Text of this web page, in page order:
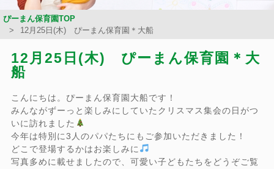
ぴーまん保育園TOP
12月25日(木) ぴーまん保育園＊大船
12月25日(木) ぴーまん保育園＊大
船
こんにちは。ぴーまん保育園大船です！
みんながずーっと楽しみにしていたクリスマス集会の日がつ
いに訪れました
今年は特別に3人のパパたちにもご参加いただきました！
どこで登場するかはお楽しみに
写真多めに載せましたので、可愛い子どもたちをどうぞご覧